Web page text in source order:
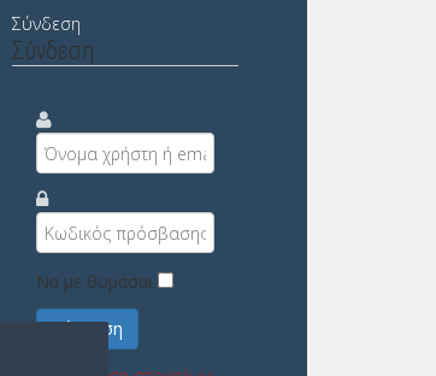
Σύνδεση
Σύνδεση
Να με θυμάσαι
Σύνδεση